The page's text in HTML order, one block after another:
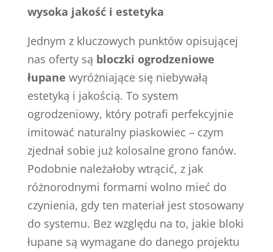
wysoka jakość i estetyka
Jednym z kluczowych punktów opisującej
nas oferty są bloczki ogrodzeniowe
łupane wyróżniające się niebywałą
estetyką i jakością. To system
ogrodzeniowy, który potrafi perfekcyjnie
imitować naturalny piaskowiec – czym
zjednał sobie już kolosalne grono fanów.
Podobnie należałoby wtrącić, z jak
różnorodnymi formami wolno mieć do
czynienia, gdy ten materiał jest stosowany
do systemu. Bez względu na to, jakie bloki
łupane są wymagane do danego projektu